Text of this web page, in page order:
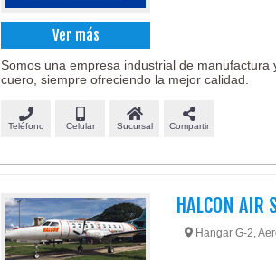
Ver más
Somos una empresa industrial de
cuero, siempre ofreciendo la mejor calidad.
Teléfono Celular Sucursal Compartir
HALCON AIR
Hangar G-2,